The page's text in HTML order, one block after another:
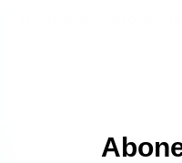
sare de mare. *provin